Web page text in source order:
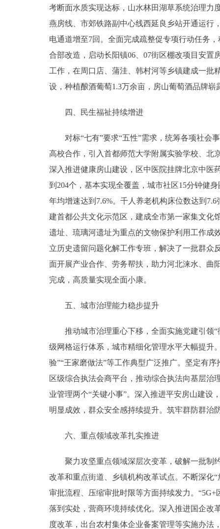
考断面水质实现达标，山水林田湖草系统治理力
燕房线、市郊铁路副中心线西延良乡站开通运行
电通道增至7回。全面完成疏整促专项行动任务
合部改造，启动长阳镇06、07街区棚改项目安置
工作，在周口店、蒲洼、韩村河等乡镇建成一批
设，种植酿酒葡萄1.3万余亩，房山葡萄酒品牌崭
四、民生福祉持续增进
对标“七有”要求“五性”需求，统筹各项社会
高校合作，引入首都师范大学附属实验学校、北
深入推进健康房山建设，区中医院挂牌北京中医
到204个，基本实现全覆盖，城市社区15分钟健
年均增速达到7.6%。千人养老机构床位数达到
建首都公共文化示范区，建成全市第一家集文化
遗址、琉璃河遗址为重点的文物保护利用工作成
立历史遗留问题化解工作专班，解决了一批群众
面开展产业合作、劳务帮扶，助力河北涞水、曲
完成，高质量实现全面小康。
五、城市治理能力稳步提升
推动城市治理重心下移，全面实施党建引领“
级网格运行体系，城市精细化管理水平大幅提升
验”“王家磨做法”等工作典型广泛推广。坚定有
区级综合执法会商平台，推动综合执法向基层
业管理两个“关键小事”。深入推进平安房山建设
明显成效，群众安全感持续提升。筑牢群防群治
六、重点领域改革扎实推进
聚力攻坚重点领域深层次变革，破解一批制约
改革和重点街道、乡镇机构改革试点。不断深化
审批流程、压缩审批时限等方面持续发力。
落到实处，营商环境持续优化。深入推进国企改
度改革，出台农村集体企业备案管理等实施办法